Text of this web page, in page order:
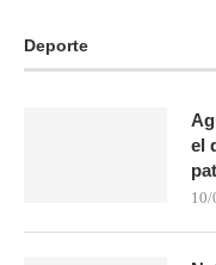
Deporte
el
10/